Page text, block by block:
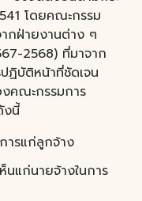
โดยคณะกรรม
กฝ่ายงานต่าง ๆ
2568) ที่มาจาก
ฏิบัติหน้าที่ชัดเจน
งคณะกรรมการ
งนี้
ารแก่ลูกจ้าง
นแก่นายจ้างในการ